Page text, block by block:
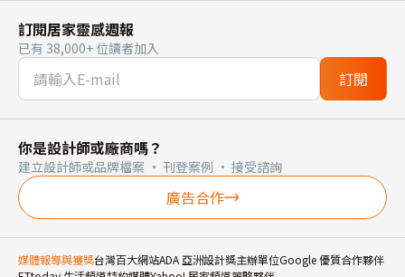
訂閱居家靈感週報
已有 38,000+ 位讀者加入
訂閱
你是設計師或廠商嗎？
建立設計師或品牌檔案 · 刊登案例 · 接受諮詢
廣告合作
媒體報導與獲獎台灣百大網站ADA 亞洲設計獎主辦單位Google 優質合作夥伴